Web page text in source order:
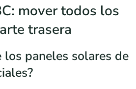
mover todos los
trasera
los paneles solares de